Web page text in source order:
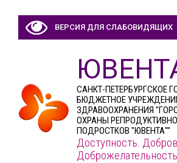
ВЕРСИЯ ДЛЯ СЛАБОВИДЯЩИХ
САНКТ-ПЕТЕРБУРГСКОЕ
БЮДЖЕТНОЕ
ЗДРАВООХРАНЕНИЯ
ОХРАНЫ
ПОДРОСТКОВ "ЮВЕНТА""
Доступность.